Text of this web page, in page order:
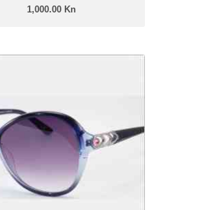
1,000.00 Kn
Ženski model
Linija: Furia Luxury
Okvir: Celulozni acetat
Leće: Urban soft gradual
Zatamnjenje: 40% - 85%